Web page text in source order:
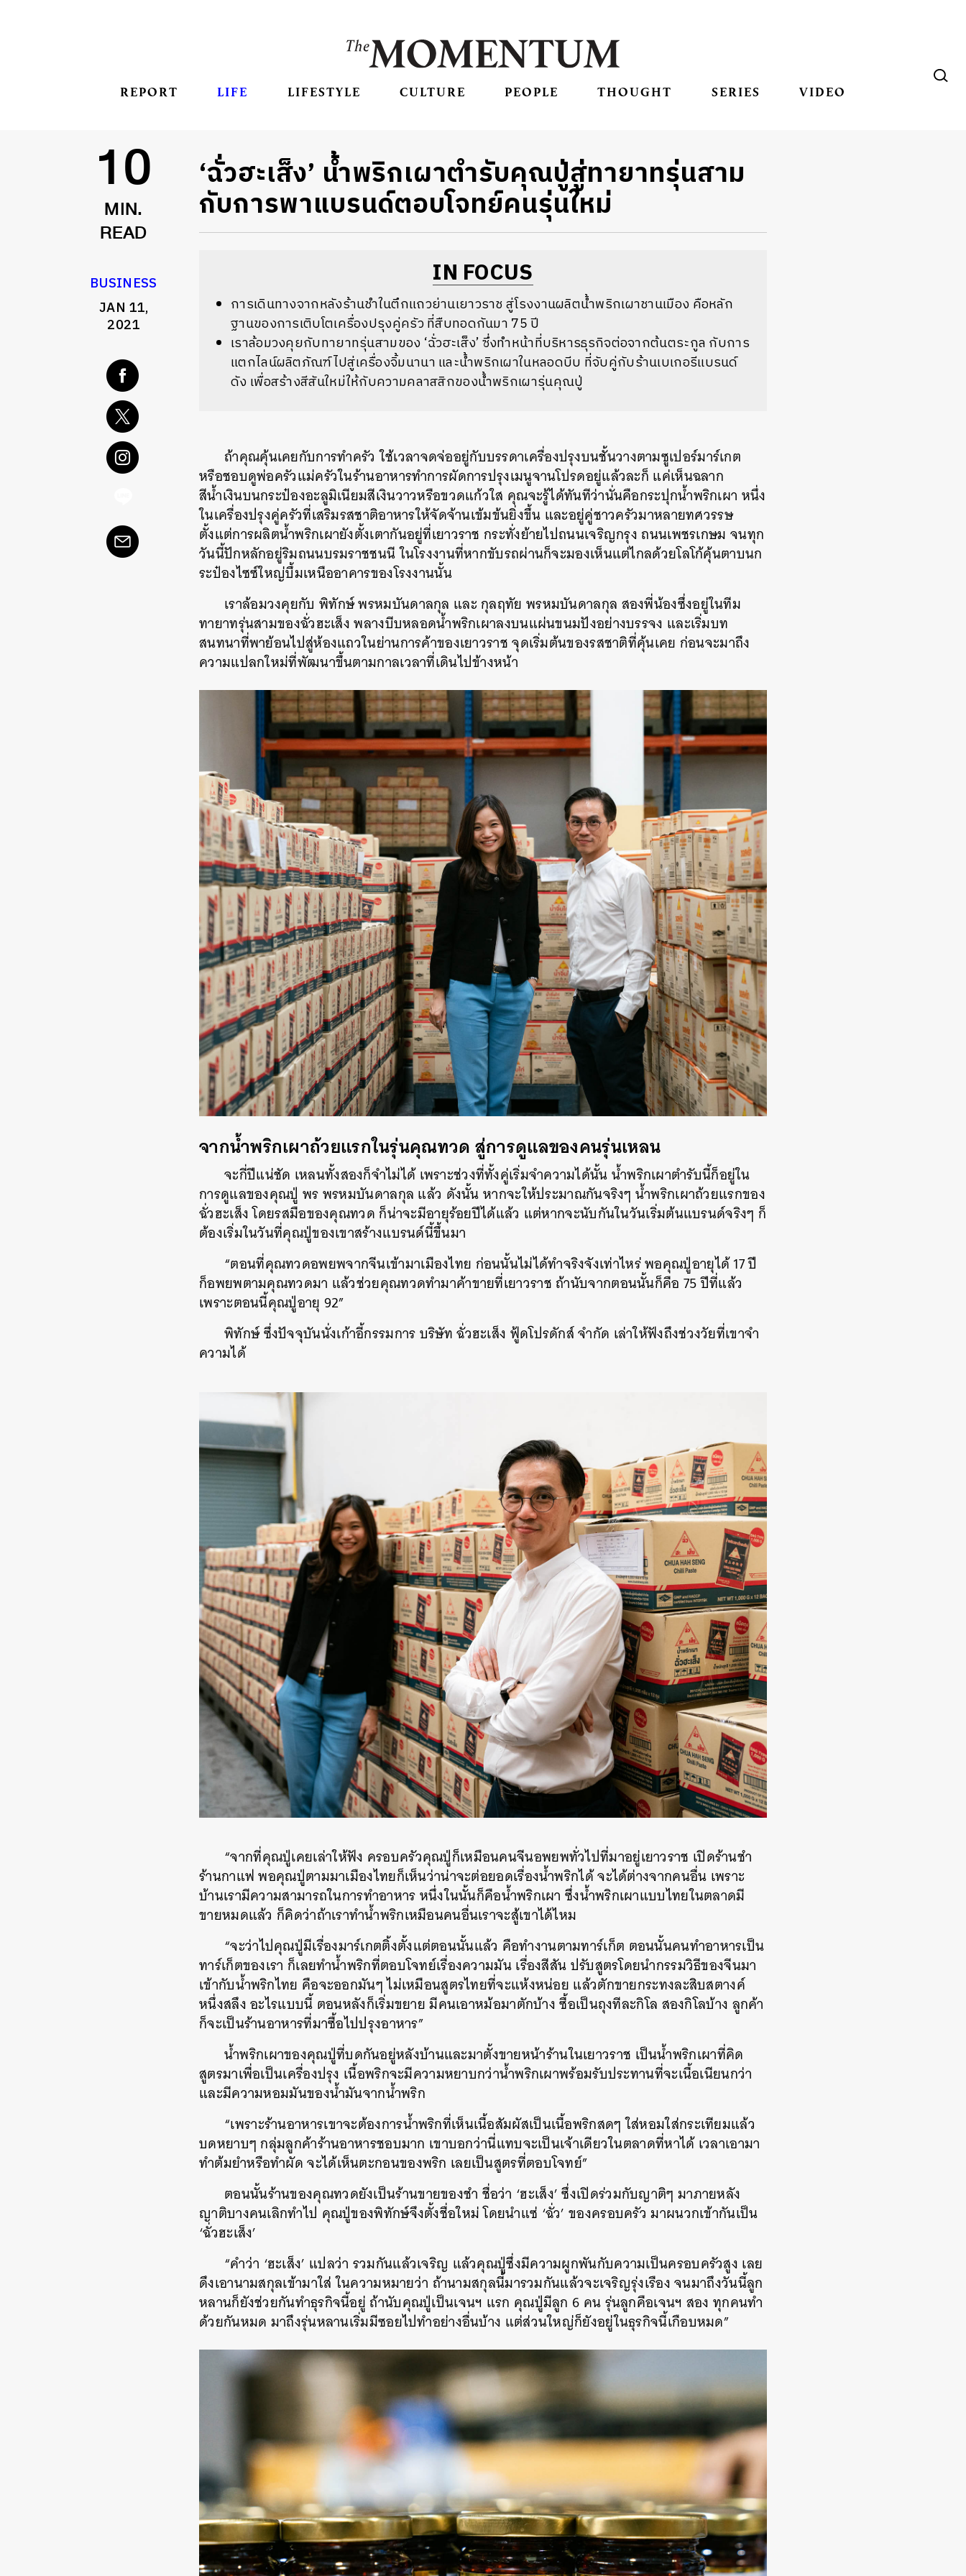
REPORT LIFE LIFESTYLE CULTURE PEOPLE THOUGHT SERIES VIDEO
10
MIN.
READ
BUSINESS
JAN 11,
2021
‘ฉั่วฮะเส็ง’ น้ำพริกเผาตำรับคุณปู่สู่ทายาทรุ่นสาม
กับการพาแบรนด์ตอบโจทย์คนรุ่นใหม่
IN FOCUS
การเดินทางจากหลังร้านชำในตึกแถวย่านเยาวราช สู่โรงงานผลิตน้ำพริกเผาชานเมือง คือหลัก
ฐานของการเติบโตเครื่องปรุงคู่ครัว ที่สืบทอดกันมา 75 ปี
เราล้อมวงคุยกับทายาทรุ่นสามของ ‘ฉั่วฮะเส็ง’ ซึ่งทำหน้าที่บริหารธุรกิจต่อจากต้นตระกูล กับการ
แตกไลน์ผลิตภัณฑ์ไปสู่เครื่องจิ้มนานา และน้ำพริกเผาในหลอดบีบ ที่จับคู่กับร้านเบเกอรีแบรนด์
ดัง เพื่อสร้างสีสันใหม่ให้กับความคลาสสิกของน้ำพริกเผารุ่นคุณปู่
ถ้าคุณคุ้นเคยกับการทำครัว ใช้เวลาจดจ่ออยู่กับบรรดาเครื่องปรุงบนชั้นวางตามซูเปอร์มาร์เกต
หรือชอบดูพ่อครัวแม่ครัวในร้านอาหารทำการผัดการปรุงเมนูจานโปรดอยู่แล้วละก็ แค่เห็นฉลาก
สีน้ำเงินบนกระป๋องอะลูมิเนียมสีเงินวาวหรือขวดแก้วใส คุณจะรู้ได้ทันทีว่านั่นคือกระปุกน้ำพริกเผา หนึ่ง
ในเครื่องปรุงคู่ครัวที่เสริมรสชาติอาหารให้จัดจ้านเข้มข้นยิ่งขึ้น และอยู่คู่ชาวครัวมาหลายทศวรรษ
ตั้งแต่การผลิตน้ำพริกเผายังตั้งเตากันอยู่ที่เยาวราช กระทั่งย้ายไปถนนเจริญกรุง ถนนเพชรเกษม จนทุก
วันนี้ปักหลักอยู่ริมถนนบรมราชชนนี ในโรงงานที่หากขับรถผ่านก็จะมองเห็นแต่ไกลด้วยโลโก้คุ้นตาบนก
ระป๋องไซซ์ใหญ่บึ้มเหนืออาคารของโรงงานนั้น
เราล้อมวงคุยกับ พิทักษ์ พรหมบันดาลกุล และ กุลฤทัย พรหมบันดาลกุล สองพี่น้องซึ่งอยู่ในทีม
ทายาทรุ่นสามของฉั่วฮะเส็ง พลางบีบหลอดน้ำพริกเผาลงบนแผ่นขนมปังอย่างบรรจง และเริ่มบท
สนทนาที่พาย้อนไปสู่ห้องแถวในย่านการค้าของเยาวราช จุดเริ่มต้นของรสชาติที่คุ้นเคย ก่อนจะมาถึง
ความแปลกใหม่ที่พัฒนาขึ้นตามกาลเวลาที่เดินไปข้างหน้า
จากน้ำพริกเผาถ้วยแรกในรุ่นคุณทวด สู่การดูแลของคนรุ่นเหลน
จะกี่ปีแน่ชัด เหลนทั้งสองก็จำไม่ได้ เพราะช่วงที่ทั้งคู่เริ่มจำความได้นั้น น้ำพริกเผาตำรับนี้ก็อยู่ใน
การดูแลของคุณปู่ พร พรหมบันดาลกุล แล้ว ดังนั้น หากจะให้ประมาณกันจริงๆ น้ำพริกเผาถ้วยแรกของ
ฉั่วฮะเส็ง โดยรสมือของคุณทวด ก็น่าจะมีอายุร้อยปีได้แล้ว แต่หากจะนับกันในวันเริ่มต้นแบรนด์จริงๆ ก็
ต้องเริ่มในวันที่คุณปู่ของเขาสร้างแบรนด์นี้ขึ้นมา
“ตอนที่คุณทวดอพยพจากจีนเข้ามาเมืองไทย ก่อนนั้นไม่ได้ทำจริงจังเท่าไหร่ พอคุณปู่อายุได้ 17 ปี
ก็อพยพตามคุณทวดมา แล้วช่วยคุณทวดทำมาค้าขายที่เยาวราช ถ้านับจากตอนนั้นก็คือ 75 ปีที่แล้ว
เพราะตอนนี้คุณปู่อายุ 92”
พิทักษ์ ซึ่งปัจจุบันนั่งเก้าอี้กรรมการ บริษัท ฉั่วฮะเส็ง ฟู้ดโปรดักส์ จำกัด เล่าให้ฟังถึงช่วงวัยที่เขาจำ
ความได้
“จากที่คุณปู่เคยเล่าให้ฟัง ครอบครัวคุณปู่ก็เหมือนคนจีนอพยพทั่วไปที่มาอยู่เยาวราช เปิดร้านชำ
ร้านกาแฟ พอคุณปู่ตามมาเมืองไทยก็เห็นว่าน่าจะต่อยอดเรื่องน้ำพริกได้ จะได้ต่างจากคนอื่น เพราะ
บ้านเรามีความสามารถในการทำอาหาร หนึ่งในนั้นก็คือน้ำพริกเผา ซึ่งน้ำพริกเผาแบบไทยในตลาดมี
ขายหมดแล้ว ก็คิดว่าถ้าเราทำน้ำพริกเหมือนคนอื่นเราจะสู้เขาได้ไหม
“จะว่าไปคุณปู่มีเรื่องมาร์เกตติ้งตั้งแต่ตอนนั้นแล้ว คือทำงานตามทาร์เก็ต ตอนนั้นคนทำอาหารเป็น
ทาร์เก็ตของเรา ก็เลยทำน้ำพริกที่ตอบโจทย์เรื่องความมัน เรื่องสีสัน ปรับสูตรโดยนำกรรมวิธีของจีนมา
เข้ากับน้ำพริกไทย คือจะออกมันๆ ไม่เหมือนสูตรไทยที่จะแห้งหน่อย แล้วตักขายกระทงละสิบสตางค์
หนึ่งสลึง อะไรแบบนี้ ตอนหลังก็เริ่มขยาย มีคนเอาหม้อมาตักบ้าง ซื้อเป็นถุงทีละกิโล สองกิโลบ้าง ลูกค้า
ก็จะเป็นร้านอาหารที่มาซื้อไปปรุงอาหาร”
น้ำพริกเผาของคุณปู่ที่บดกันอยู่หลังบ้านและมาตั้งขายหน้าร้านในเยาวราช เป็นน้ำพริกเผาที่คิด
สูตรมาเพื่อเป็นเครื่องปรุง เนื้อพริกจะมีความหยาบกว่าน้ำพริกเผาพร้อมรับประทานที่จะเนื้อเนียนกว่า
และมีความหอมมันของน้ำมันจากน้ำพริก
“เพราะร้านอาหารเขาจะต้องการน้ำพริกที่เห็นเนื้อสัมผัสเป็นเนื้อพริกสดๆ ใส่หอมใส่กระเทียมแล้ว
บดหยาบๆ กลุ่มลูกค้าร้านอาหารชอบมาก เขาบอกว่านี่แทบจะเป็นเจ้าเดียวในตลาดที่หาได้ เวลาเอามา
ทำต้มยำหรือทำผัด จะได้เห็นตะกอนของพริก เลยเป็นสูตรที่ตอบโจทย์”
ตอนนั้นร้านของคุณทวดยังเป็นร้านขายของชำ ชื่อว่า ‘ฮะเส็ง’ ซึ่งเปิดร่วมกับญาติๆ มาภายหลัง
ญาติบางคนเลิกทำไป คุณปู่ของพิทักษ์จึงตั้งชื่อใหม่ โดยนำแซ่ ‘ฉั่ว’ ของครอบครัว มาผนวกเข้ากันเป็น
‘ฉั่วฮะเส็ง’
“คำว่า ‘ฮะเส็ง’ แปลว่า รวมกันแล้วเจริญ แล้วคุณปู่ซึ่งมีความผูกพันกับความเป็นครอบครัวสูง เลย
ดึงเอานามสกุลเข้ามาใส่ ในความหมายว่า ถ้านามสกุลนี้มารวมกันแล้วจะเจริญรุ่งเรือง จนมาถึงวันนี้ลูก
หลานก็ยังช่วยกันทำธุรกิจนี้อยู่ ถ้านับคุณปู่เป็นเจนฯ แรก คุณปู่มีลูก 6 คน รุ่นลูกคือเจนฯ สอง ทุกคนทำ
ด้วยกันหมด มาถึงรุ่นหลานเริ่มมีซอยไปทำอย่างอื่นบ้าง แต่ส่วนใหญ่ก็ยังอยู่ในธุรกิจนี้เกือบหมด”
SHARE TWEET LINE EMAIL